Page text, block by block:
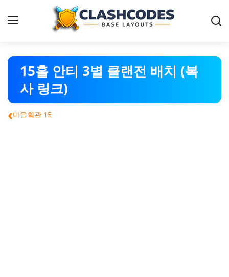
클래시오브클랜-배치
한국어
15홀 안티 3별 클랜전 배치 (복
사 링크)
‹마을회관 15